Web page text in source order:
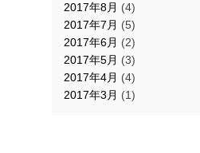
2017年8月 (4)
2017年7月 (5)
2017年6月 (2)
2017年5月 (3)
2017年4月 (4)
2017年3月 (1)